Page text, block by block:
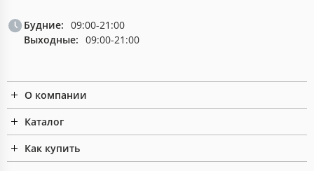
Будние: 09:00-21:00
Выходные: 09:00-21:00
О компании
Каталог
Как купить